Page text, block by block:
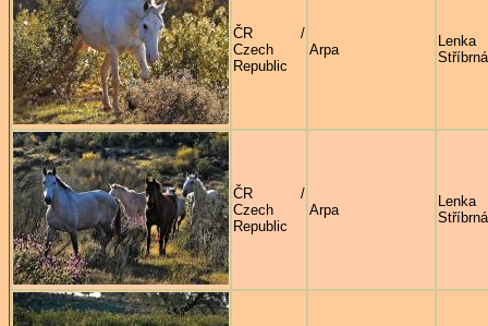
ČR /
Czech
Republic
Arpa
Lenka
Stříbrná
ČR /
Czech
Republic
Arpa
Lenka
Stříbrná